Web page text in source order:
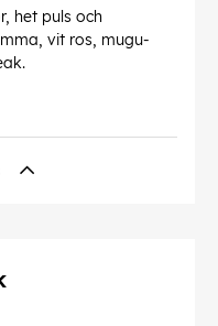
het puls och
vit ros, mugu-